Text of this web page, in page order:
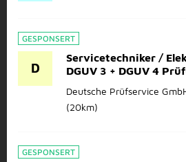
GESPONSERT
D
Servicetechniker /
DGUV 3 + DGUV 4
Deutsche Prüfservice
(20km)
GESPONSERT